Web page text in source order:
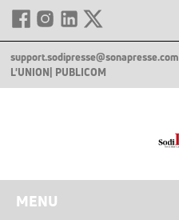
support.sodipresse@sonapresse.com
L'UNION | PUBLICOM
MENU